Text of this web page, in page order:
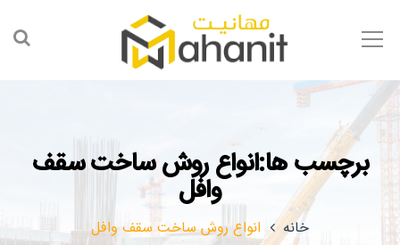
برچسب ها:انواع روش ساخت سقف
وافل
خانه انواع روش ساخت سقف وافل